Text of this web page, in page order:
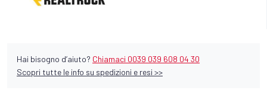
Hai bisogno d’aiuto? Chiamaci 0039 039 608 04 30
Scopri tutte le info su spedizioni e resi >>